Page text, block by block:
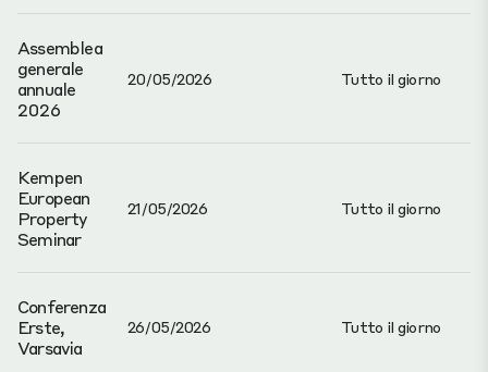
Assemblea
generale
annuale
2026
20/05/2026 Tutto il giorno
Kempen
European
Property
Seminar
21/05/2026 Tutto il giorno
Conferenza
Erste,
Varsavia
26/05/2026 Tutto il giorno